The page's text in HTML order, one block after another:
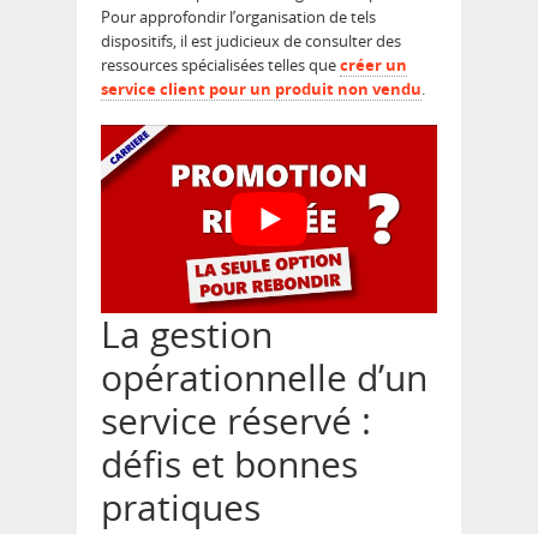
Pour approfondir l’organisation de tels
dispositifs, il est judicieux de consulter des
ressources spécialisées telles quecréer un
service client pour un produit non vendu.
La gestion
opérationnelle d’un
service réservé :
défis et bonnes
pratiques